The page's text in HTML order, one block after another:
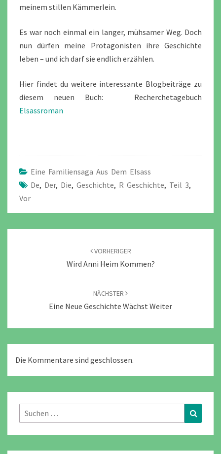
meinem stillen Kämmerlein.
Es war noch einmal ein langer, mühsamer Weg. Doch
nun dürfen meine Protagonisten ihre Geschichte
leben – und ich darf sie endlich erzählen.
Hier findet du weitere interessante Blogbeiträge zu
diesem neuen Buch: Recherchetagebuch
Elsassroman
Eine Familiensaga Aus Dem Elsass
De, Der, Die, Geschichte, R Geschichte, Teil 3,
Vor
VORHERIGER
Wird Anni Heim Kommen?
NÄCHSTER
Eine Neue Geschichte Wächst Weiter
Die Kommentare sind geschlossen.
Suchen
nach: